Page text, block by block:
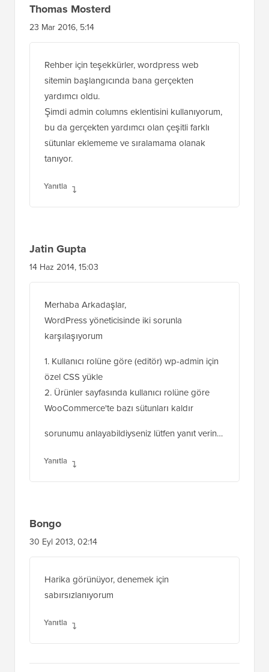
Thomas Mosterd
23 Mar 2016, 5:14
Rehber için teşekkürler, wordpress web
sitemin başlangıcında bana gerçekten
yardımcı oldu.
Şimdi admin columns eklentisini kullanıyorum,
bu da gerçekten yardımcı olan çeşitli farklı
sütunlar eklememe ve sıralamama olanak
tanıyor.
Yanıtla
Jatin Gupta
14 Haz 2014, 15:03
Merhaba Arkadaşlar,
WordPress yöneticisinde iki sorunla
karşılaşıyorum
1. Kullanıcı rolüne göre (editör) wp-admin için
özel CSS yükle
2. Ürünler sayfasında kullanıcı rolüne göre
WooCommerce'te bazı sütunları kaldır
sorunumu anlayabildiyseniz lütfen yanıt verin…
Yanıtla
Bongo
30 Eyl 2013, 02:14
Harika görünüyor, denemek için
sabırsızlanıyorum
Yanıtla